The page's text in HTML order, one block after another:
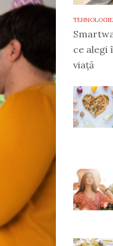
TEHNOLOGIE
ce alegi
viață